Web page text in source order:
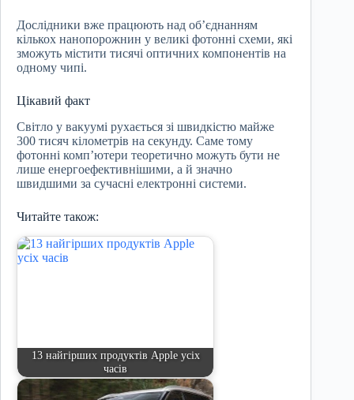
Дослідники вже працюють над об’єднанням
кількох нанопорожнин у великі фотонні схеми, які
зможуть містити тисячі оптичних компонентів на
одному чипі.
Цікавий факт
Світло у вакуумі рухається зі швидкістю майже
300 тисяч кілометрів на секунду. Саме тому
фотонні комп’ютери теоретично можуть бути не
лише енергоефективнішими, а й значно
швидшими за сучасні електронні системи.
Читайте також:
13 найгірших продуктів Apple усіх
часів